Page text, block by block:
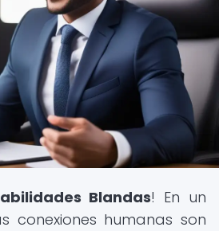
Blandas! En un
conexiones humanas son